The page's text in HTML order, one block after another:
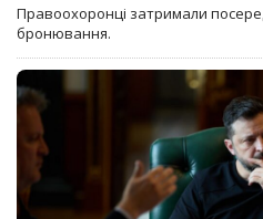
Правоохоронці затримали
бронювання.